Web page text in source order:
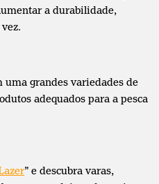
a durabilidade,
uma grandes variedades de
adequados para a pesca
” e descubra varas,